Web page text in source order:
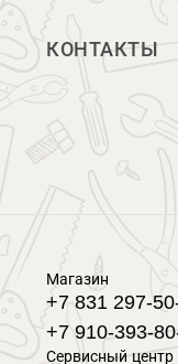
КОНТАКТЫ
Магазин
+7 831 297-
+7 910-393-
Сервисный центр